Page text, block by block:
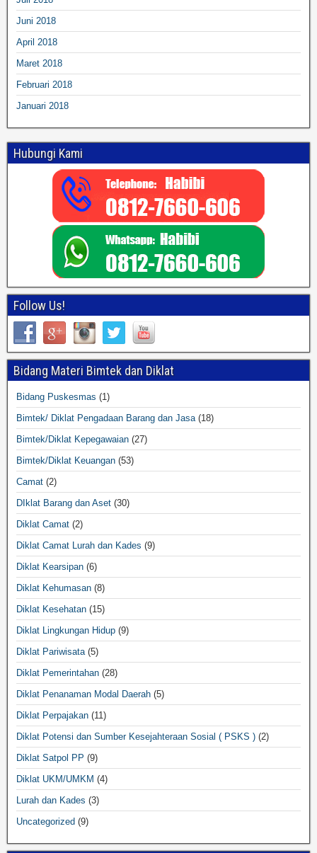
Juni 2018
April 2018
Maret 2018
Februari 2018
Januari 2018
Hubungi Kami
Follow Us!
Bidang Materi Bimtek dan Diklat
Bidang Puskesmas (1)
Bimtek/ Diklat Pengadaan Barang dan Jasa (18)
Bimtek/Diklat Kepegawaian (27)
Bimtek/Diklat Keuangan (53)
Camat (2)
DIklat Barang dan Aset (30)
Diklat Camat (2)
Diklat Camat Lurah dan Kades (9)
Diklat Kearsipan (6)
Diklat Kehumasan (8)
Diklat Kesehatan (15)
Diklat Lingkungan Hidup (9)
Diklat Pariwisata (5)
Diklat Pemerintahan (28)
Diklat Penanaman Modal Daerah (5)
Diklat Perpajakan (11)
Diklat Potensi dan Sumber Kesejahteraan Sosial ( PSKS ) (2)
Diklat Satpol PP (9)
Diklat UKM/UMKM (4)
Lurah dan Kades (3)
Uncategorized (9)